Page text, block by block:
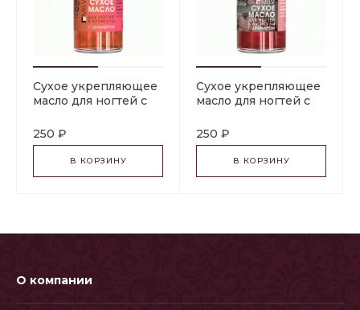
Сухое укрепляющее
масло для ногтей с
and MANGO". 15 мл
Milv
250 ₽
В КОРЗИНУ
Сухое укрепляющее
масло для ногтей с
"MONTPENSIER". 15
мл Milv
250 ₽
В КОРЗИНУ
О компании